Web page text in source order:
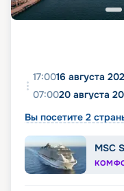
17:0016 августа
07:0020 августа
Вы посетите 2
MSC